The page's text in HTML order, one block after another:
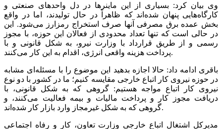
وی بیان کرد: بسیاری از این ماینر‌ها در دل واحد‌های صنعتی و
کارگاه‌هایی پنهان شده‌اند که ظاهراً در حال تولیدند، اما در واقع
بخش عمده برق مصرفی آنها صرف استخراج رمزارز می‌شود. این
در حالی است که تنها تعداد محدودی از فعالان این حوزه، با مجوز
رسمی و از طریق قرارداد با وزارت نیرو، به شکل قانونی و با
پرداخت هزینه واقعی انرژی، اقدام به این کار می‌کنند.
باقری ادامه داد: حالا اجازه بدهید این موضوع را با مسئله‌ای مشابه
در حوزه نیروی کار اتباع خارجی مقایسه کنیم؛ ما در کشور با دو نوع
نیروی کار اتباع مواجه هستیم: گروهی که به شکل قانونی، با
دریافت مجوز کار و پرداخت مالیات و بیمه فعالیت می‌کنند، و
گروهی که به شکل غیرمجاز وارد بازار کار شده‌اند.
مدیرکل اشتغال اتباع خارجی وزارت تعاون، کار و رفاه اجتماعی